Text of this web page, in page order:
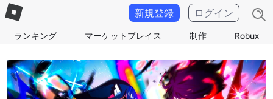
ランキング マーケットプレイス 制作 Robux
新規登録 ログイン